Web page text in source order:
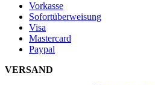
Vorkasse
Sofortüberweisung
Visa
Mastercard
Paypal
VERSAND